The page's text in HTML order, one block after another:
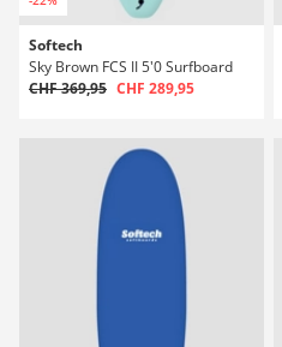
Softech
Sky Brown FCS II 5'0 Surfboard
CHF 369,95 CHF 289,95